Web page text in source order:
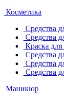
Косметика
Средства
Средства
Краска для
Средства
Средства
Средства
Маникюр